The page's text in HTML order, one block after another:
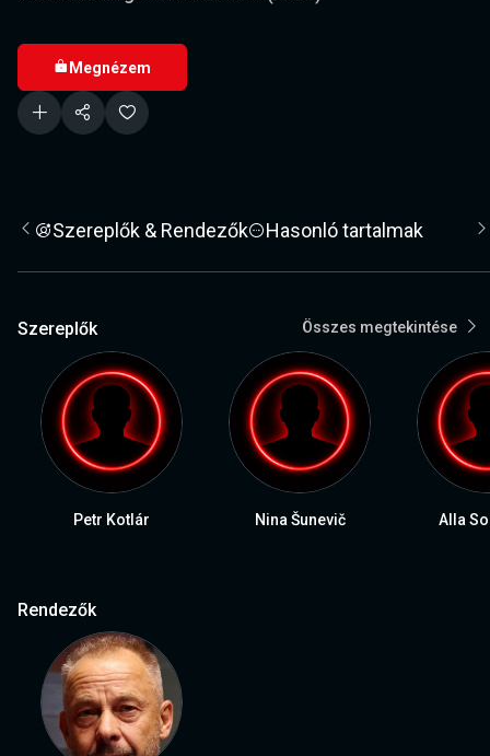
Megnézem
Szereplők & Rendezők Hasonló tartalmak
Szereplők Összes megtekintése
Petr Kotlár Nina Šunevič Alla
Rendezők